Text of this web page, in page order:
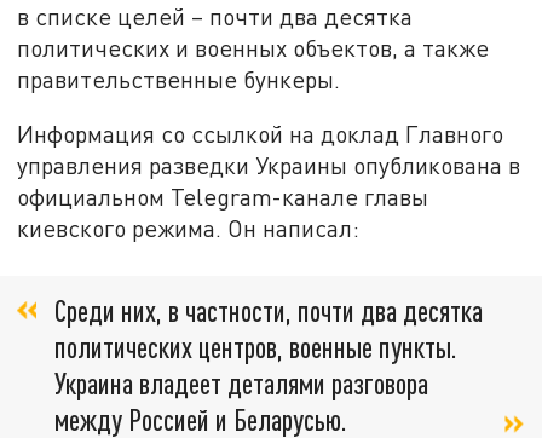
в списке целей – почти два десятка
политических и военных объектов, а также
правительственные бункеры.
Информация со ссылкой на доклад Главного
управления разведки Украины опубликована в
официальном Telegram-канале главы
киевского режима. Он написал:
Среди них, в частности, почти два десятка
политических центров, военные пункты.
Украина владеет деталями разговора
между Россией и Беларусью.